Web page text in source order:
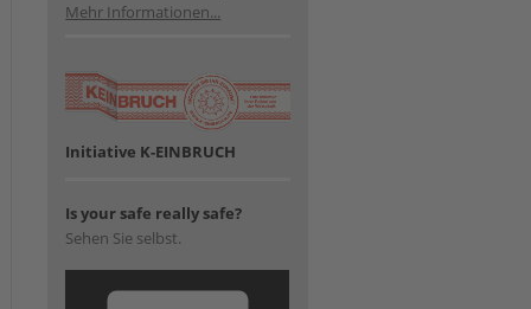
Mehr Informationen...
Initiative K-EINBRUCH
Is your safe really safe?
Sehen Sie selbst.